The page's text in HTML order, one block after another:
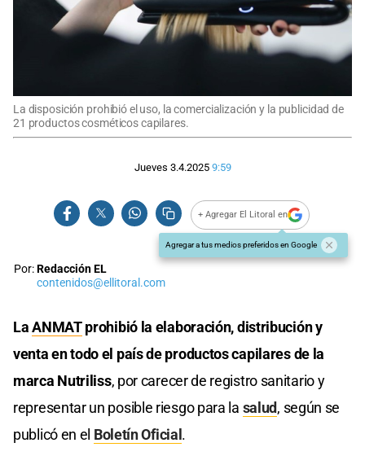
La disposición prohibió el uso, la comercialización y la publicidad de
21 productos cosméticos capilares.
Jueves 3.4.2025 9:59
+ Agregar El Litoral en
Agregar a tus medios preferidos en Google
Por:Redacción EL
contenidos@ellitoral.com
LaANMATprohibió la elaboración, distribución y
venta en todo el país de productos capilares de la
marca Nutriliss, por carecer de registro sanitario y
representar un posible riesgo para la salud, según se
publicó en el Boletín Oficial.